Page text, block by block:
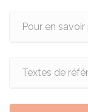
Pour en savoir
Textes de